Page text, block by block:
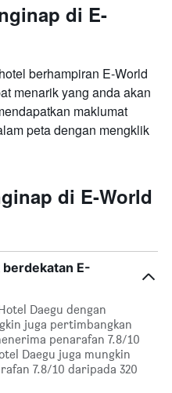
di E-
berhampiran E-World
menarik yang anda akan
maklumat
peta dengan mengklik
di E-World
E-
Daegu dengan
juga pertimbangkan
penarafan 7.8/10
Daegu juga mungkin
7.8/10 daripada 320